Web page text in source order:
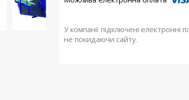
У компанії підключені
не покидаючи сайту.